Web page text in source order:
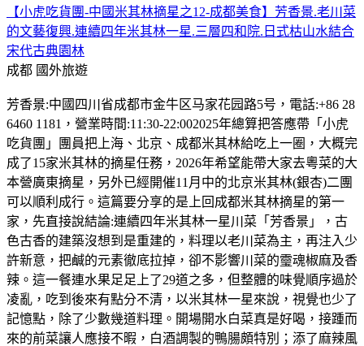
【小虎吃貨團-中國米其林摘星之12-成都美食】芳香景.老川菜
的文藝復興.連續四年米其林一星.三層四和院.日式枯山水結合
宋代古典園林
成都 國外旅遊
芳香景:中國四川省成都市金牛区马家花园路5号，電話:+86 28
6460 1181，營業時間:11:30-22:002025年總算把答應帶「小虎
吃貨團」團員把上海、北京、成都米其林給吃上一圈，大概完
成了15家米其林的摘星任務，2026年希望能帶大家去粵菜的大
本營廣東摘星，另外已經開催11月中的北京米其林(銀杏)二團
可以順利成行。這篇要分享的是上回成都米其林摘星的第一
家，先直接說結論:連續四年米其林一星川菜「芳香景」，古
色古香的建築沒想到是重建的，料理以老川菜為主，再注入少
許新意，把鹹的元素徹底拉掉，卻不影響川菜的𩆜魂椒麻及香
辣。這一餐連水果足足上了29道之多，但整體的味覺順序過於
凌亂，吃到後來有點分不清，以米其林一星來說，視覺也少了
記憶點，除了少數幾道料理。開場開水白菜真是好喝，接踵而
來的前菜讓人應接不暇，白酒調製的鴨腸頗特別；添了麻辣風